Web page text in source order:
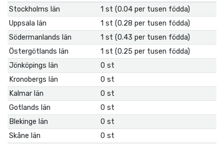
Stockholms län
1 st (0.04 per tusen födda)
Uppsala län
1 st (0.28 per tusen födda)
Södermanlands län
1 st (0.43 per tusen födda)
Östergötlands län
1 st (0.25 per tusen födda)
Jönköpings län
0 st
Kronobergs län
0 st
Kalmar län
0 st
Gotlands län
0 st
Blekinge län
0 st
Skåne län
0 st